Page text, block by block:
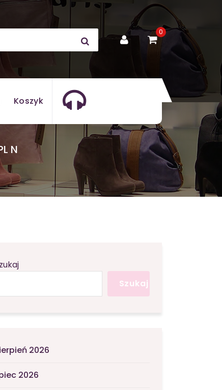
0
Koszyk
N
Szukaj
2026
2026